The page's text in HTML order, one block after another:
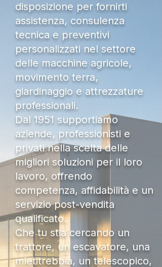
disposizione per fornirti
assistenza, consulenza
tecnica e preventivi
personalizzati nel settore
delle macchine agricole,
movimento terra,
giardinaggio e attrezzature
professionali.
Dal 1951 supportiamo
aziende, professionisti e
privati nella scelta delle
migliori soluzioni per il loro
lavoro, offrendo
competenza, affidabilità e un
servizio post-vendita
qualificato.
Che tu stia cercando un
trattore, un escavatore, una
mietitrebbia, un telescopico,